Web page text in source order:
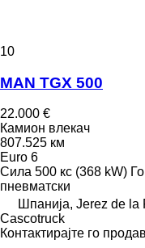
10
MAN TGX 500
22.000 €
Камион влекач
807.525 км
Euro 6
Сила 500 кс (368 kW)
пневматски
Шпанија, Jerez de la
Сascotruck
Контактирајте го